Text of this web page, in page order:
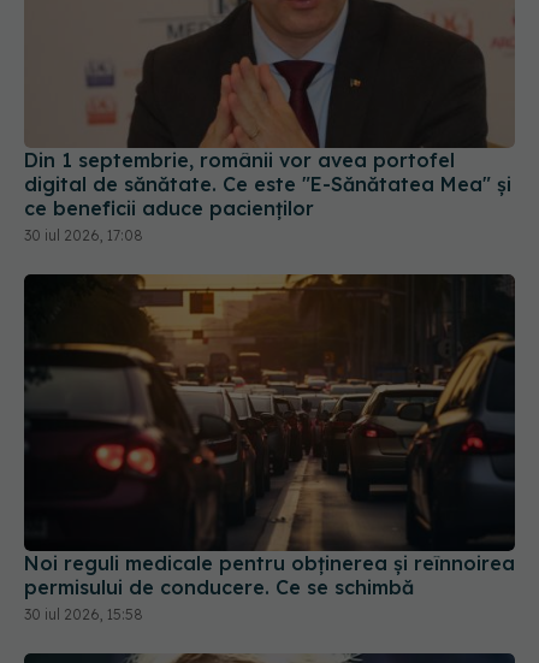
Din 1 septembrie, românii vor avea portofel
digital de sănătate. Ce este "E-Sănătatea Mea" și
ce beneficii aduce pacienților
30 iul 2026, 17:08
Noi reguli medicale pentru obținerea și reînnoirea
permisului de conducere. Ce se schimbă
30 iul 2026, 15:58